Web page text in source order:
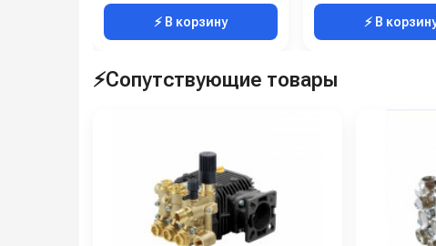
⚡ В корзину ⚡ В
⚡Сопутствующие товары